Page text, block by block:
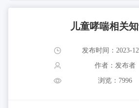
儿童哮喘相关
发布时间：2023-
作者：发布者
浏览：7996